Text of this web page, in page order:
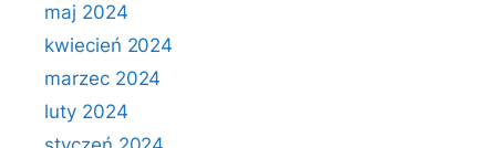
maj 2024
kwiecień 2024
marzec 2024
luty 2024